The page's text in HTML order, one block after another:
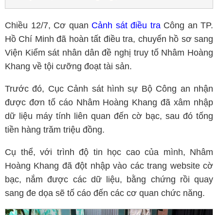
Chiều 12/7, Cơ quan Cảnh sát điều traCông an TP.
Hồ Chí Minh đã hoàn tất điều tra, chuyển hồ sơ sang
Viện Kiểm sát nhân dân đề nghị truy tố Nhâm Hoàng
Khang về tội cưỡng đoạt tài sản.
Trước đó, Cục Cảnh sát hình sự Bộ Công an nhận
được đơn tố cáo Nhâm Hoàng Khang đã xâm nhập
dữ liệu máy tính liên quan đến cờ bạc, sau đó tống
tiền hàng trăm triệu đồng.
Cụ thể, với trình độ tin học cao của mình, Nhâm
Hoàng Khang đã đột nhập vào các trang website cờ
bạc, nắm được các dữ liệu, bằng chứng rồi quay
sang đe dọa sẽ tố cáo đến các cơ quan chức năng.